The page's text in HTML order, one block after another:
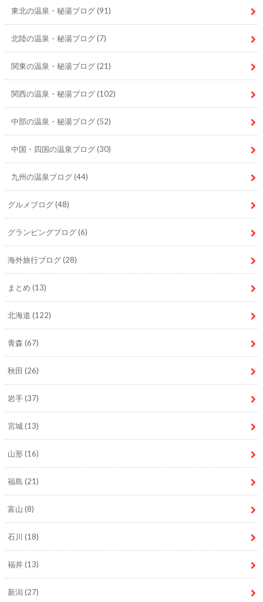
東北の温泉・秘湯ブログ(91)
北陸の温泉・秘湯ブログ(7)
関東の温泉・秘湯ブログ(21)
関西の温泉・秘湯ブログ(102)
中部の温泉・秘湯ブログ(52)
中国・四国の温泉ブログ(30)
九州の温泉ブログ(44)
グルメブログ(48)
グランピングブログ(6)
海外旅行ブログ(28)
まとめ (13)
北海道 (122)
青森 (67)
秋田 (26)
岩手(37)
宮城(13)
山形(16)
福島 (21)
富山 (8)
石川 (18)
福井(13)
新潟(27)